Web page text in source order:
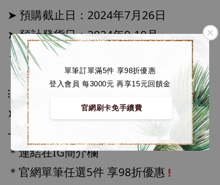
單筆訂單滿5件 享98折優惠
登入會員 每3000元 再享15元回饋金
官網刷卡免手續費
【店內現貨】海賊王 系列蒐藏雕像 布魯克達
NT$ 1,500
➤ 預購截止日：2024年7月26日
➤ 預計發貨日：2024年9-10月
→ 僅供參考, 以廠商實際出貨時間為準
＊ 若有時間考量, 請至官網現貨區選購
⁝
➤ 訂購方式：
– 至官網下單
＊連結在IG簡介欄
＊官網單筆任選5件 享98折優惠